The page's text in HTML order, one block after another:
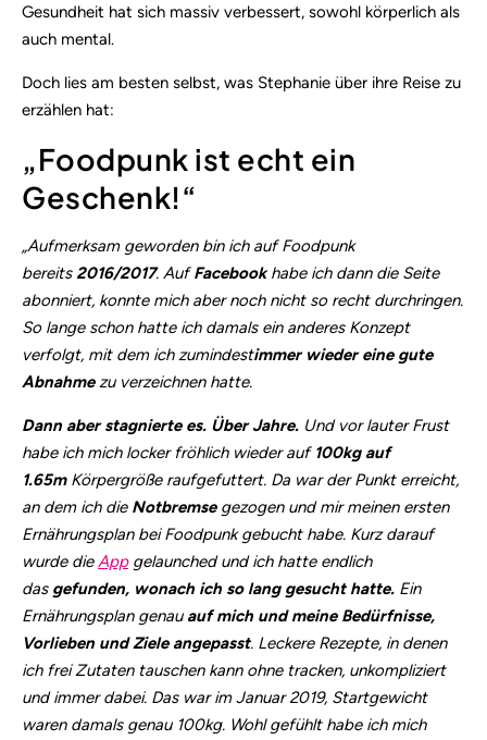
Gesundheit hat sich massiv verbessert, sowohl körperlich als
auch mental.
Doch lies am besten selbst, was Stephanie über ihre Reise zu
erzählen hat:
„Foodpunk ist echt ein
Geschenk!“
„Aufmerksam geworden bin ich auf Foodpunk
bereits2016/2017. AufFacebookhabe ich dann die Seite
abonniert, konnte mich aber noch nicht so recht durchringen.
So lange schon hatte ich damals ein anderes Konzept
verfolgt, mit dem ich zumindestimmer wieder eine gute
Abnahmezu verzeichnen hatte.
Dann aber stagnierte es. Über Jahre. Und vor lauter Frust
habe ich mich locker fröhlich wieder auf 100kg auf
1.65mKörpergröße raufgefuttert. Da war der Punkt erreicht,
an dem ich die Notbremsegezogen und mir meinen ersten
Ernährungsplan bei Foodpunk gebucht habe. Kurz darauf
wurde die Appgelaunched und ich hatte endlich
das gefunden, wonach ich so lang gesucht hatte. Ein
Ernährungsplan genau auf mich und meine Bedürfnisse,
Vorlieben und Ziele angepasst. Leckere Rezepte, in denen
ich frei Zutaten tauschen kann ohne tracken, unkompliziert
und immer dabei. Das war im Januar 2019, Startgewicht
waren damals genau 100kg. Wohl gefühlt habe ich mich